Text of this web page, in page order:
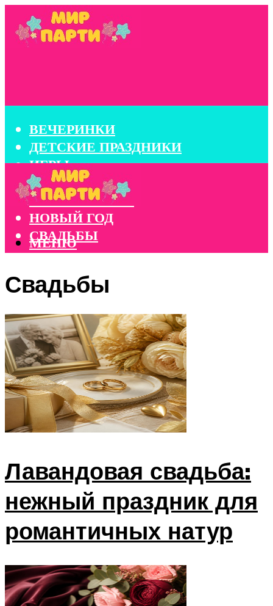
ВЕЧЕРИНКИ
ДЕТСКИЕ ПРАЗДНИКИ
ИГРЫ
КОНКУРСЫ
КОРПОРАТИВЫ
НОВЫЙ ГОД
СВАДЬБЫ
МЕНЮ
Свадьбы
Лавандовая свадьба:
нежный праздник для
романтичных натур